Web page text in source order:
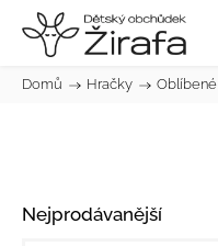
Domů / Hračky /
Nejprodávanější